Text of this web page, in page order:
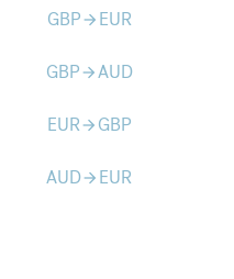
GBParrow_forward EUR
GBParrow_forwardAUD
EURarrow_forward GBP
AUDarrow_forward EUR